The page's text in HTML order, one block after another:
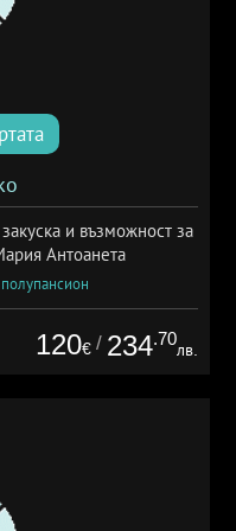
и възможност за
Антоанета
120€ / 234.70
лв.